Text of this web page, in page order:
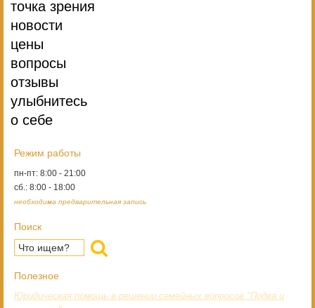
точка зрения
новости
цены
вопросы
отзывы
улыбнитесь
о себе
Режим работы
пн-пт: 8:00 - 21:00
сб.: 8:00 - 18:00
необходима предварительная запись
Поиск
Полезное
Юридическая помощь в решении семейных вопросов "Подва и